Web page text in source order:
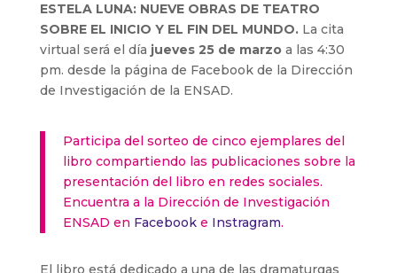
ESTELA LUNA: NUEVE OBRAS DE TEATRO
SOBRE EL INICIO Y EL FIN DEL MUNDO.La cita
virtual será el día jueves 25 de marzoa las 4:30
pm. desde la página de Facebook de la Dirección
de Investigación de la ENSAD.
Participa del sorteo de cinco ejemplares del
libro compartiendo las publicaciones sobre la
presentación del libro en redes sociales.
Encuentra a la Dirección de Investigación
ENSAD en Facebooke Instragram.
El libro está dedicado a una de las dramaturgas